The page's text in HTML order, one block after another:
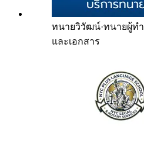
ทนายวิวัฒน์·ทนายผู้ท
และเอกสาร